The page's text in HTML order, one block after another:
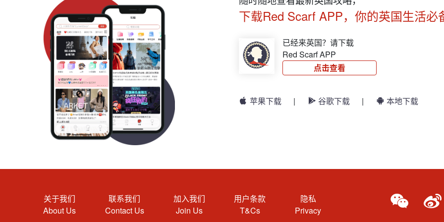
下载Red Scarf APP，你的英国生活必
已经来英国？请下载
Red Scarf APP
点击查看
苹果下载 | 谷歌下载 | 本地下载
关于我们
About Us
联系我们
Contact Us
加入我们
Join Us
用户条款
T&Cs
隐私
Privacy